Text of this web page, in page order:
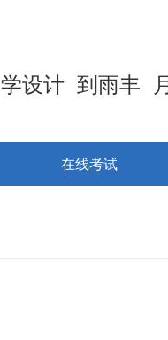
学设计 到雨丰
在线考试